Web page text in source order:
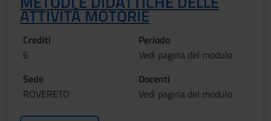
ATTIVITÀ MOTORIE
Crediti
6
Periodo
Vedi pagina del modulo
Sede
ROVERETO
Docenti
Vedi pagina del modulo